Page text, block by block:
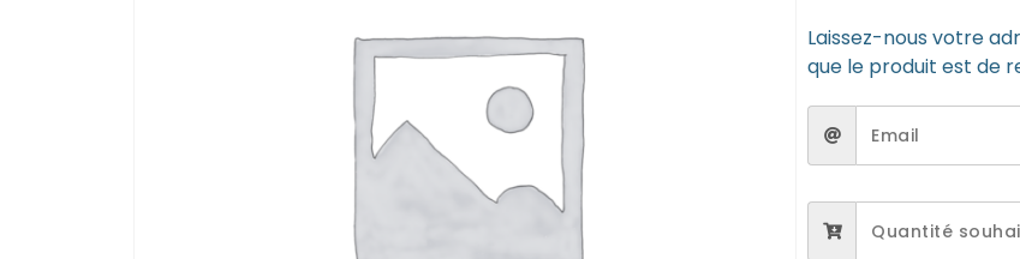
Laissez-nous votre
que le produit est de